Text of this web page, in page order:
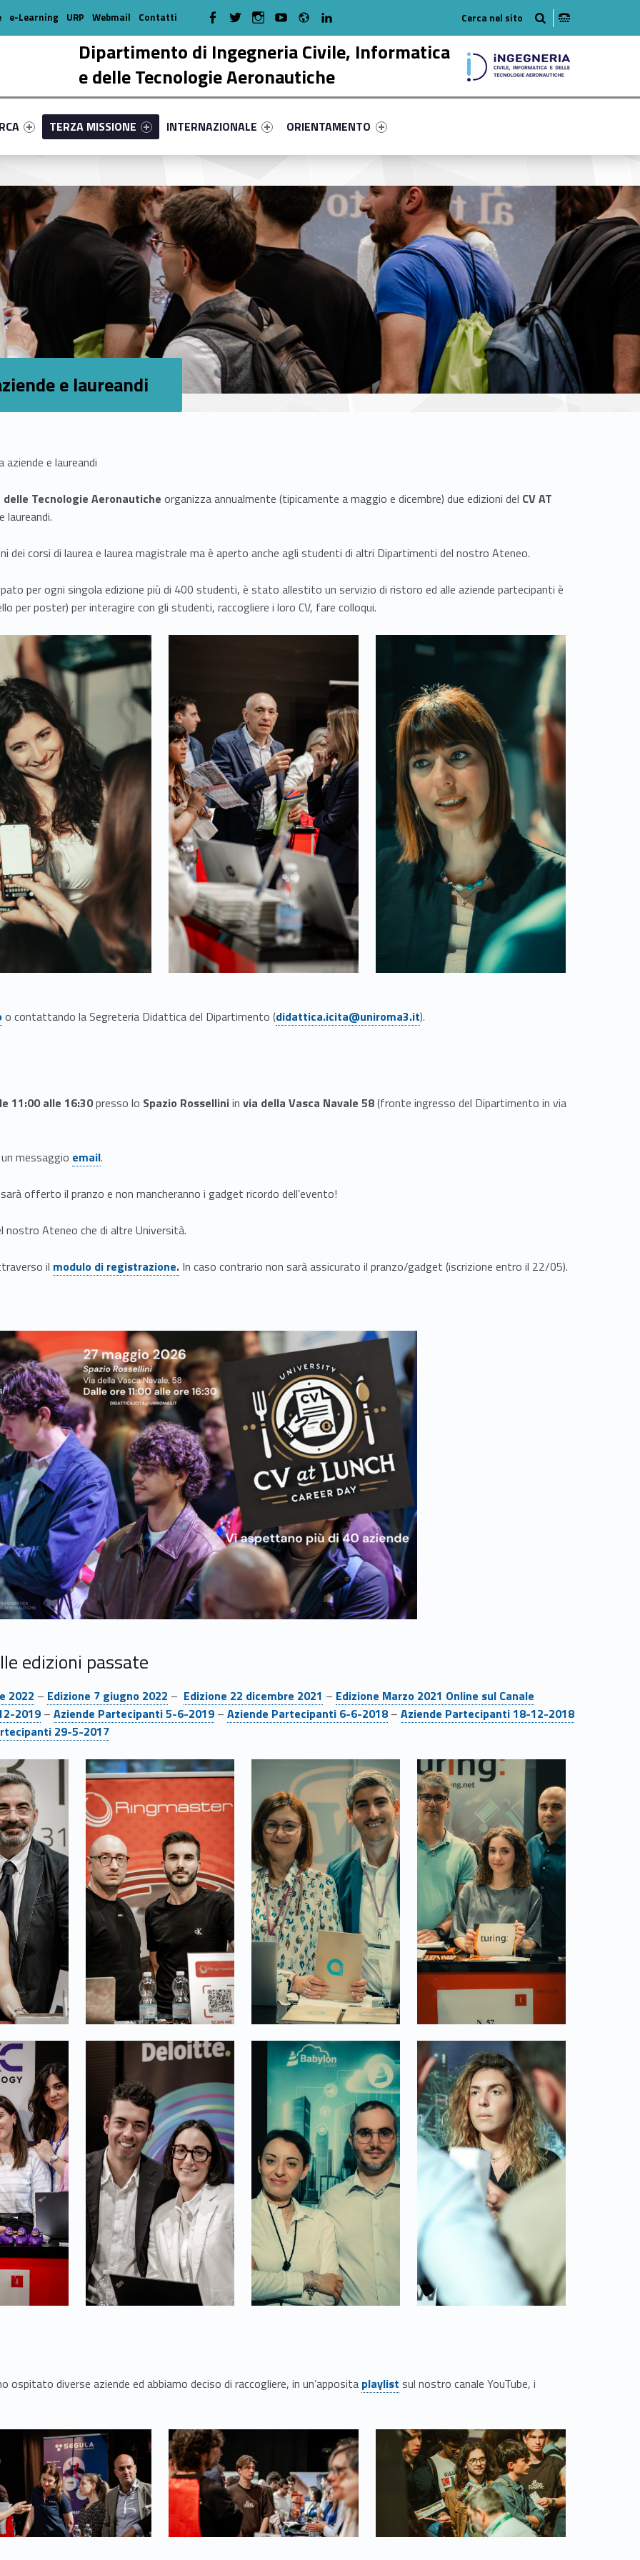
Dipartimento di Ingegneria Civile, Informatica
e delle Tecnologie Aeronautiche
primary-89961-17
#link-menu-primary-67936-38
Link identifier #link-menu-primary-37108-51
TERZA MISSIONE
Link identifier #link-menu-primary-7554-58
INTERNAZIONALE
Link identifier #link-menu-primary-28614-68
ORIENTAMENTO
e-Learning URP Webmail Contatti WebMan on Facebook
WebMan on TwitterWebMan on Instagram
WebMan on Youtube
Radio
e laureandi
e laureandi
Tecnologie Aeronautiche organizza annualmente (tipicamente a maggio e dicembre) due edizioni del CV AT
laureandi.
dei corsi di laurea e laurea magistrale ma è aperto anche agli studenti di altri Dipartimenti del nostro Ateneo.
per ogni singola edizione più di 400 studenti, è stato allestito un servizio di ristoro ed alle aziende partecipanti è
per poster) per interagire con gli studenti, raccogliere i loro CV, fare colloqui.
Link identifier #identifier__5293-3 Link identifier #identifier__187703-4
o contattando la Segreteria Didattica del Dipartimento ( Link identifier #identifier__45599-6
didattica.icita@uniroma3.it).
11:00 alle 16:30presso lo Spazio Rosselliniin via della Vasca Navale 58(fronte ingresso del Dipartimento in via
messaggio email.
offerto il pranzo e non mancheranno i gadget ricordo dell’evento!
nostro Ateneo che di altre Università.
il modulo di registrazione. In caso contrario non sarà assicurato il pranzo/gadget (iscrizione entro il 22/05).
edizioni passate
2022 – Link identifier #identifier__1152-12
Edizione 7 giugno 2022 – Link identifier #identifier__73818-13
Edizione 22 dicembre 2021 – Link identifier #identifier__59063-14
Edizione Marzo 2021 Online sul Canale
2019 – Link identifier #identifier__14975-16
Aziende Partecipanti 5-6-2019 – Link identifier #identifier__164670-17
Aziende Partecipanti 6-6-2018 – Link identifier #identifier__31389-18
Aziende Partecipanti 18-12-2018
29-5-2017
Link identifier #identifier__17096-23 Link identifier #identifier__53539-24 Link identifier #identifier__131234-25
Link identifier #identifier__126950-28 Link identifier #identifier__150513-29 Link identifier #identifier__195418-30
ospitato diverse aziende ed abbiamo deciso di raccogliere, in un’apposita Link identifier #identifier__68410-31
playlist sul nostro canale YouTube, i
Link identifier #identifier__120441-34 Link identifier #identifier__64984-35